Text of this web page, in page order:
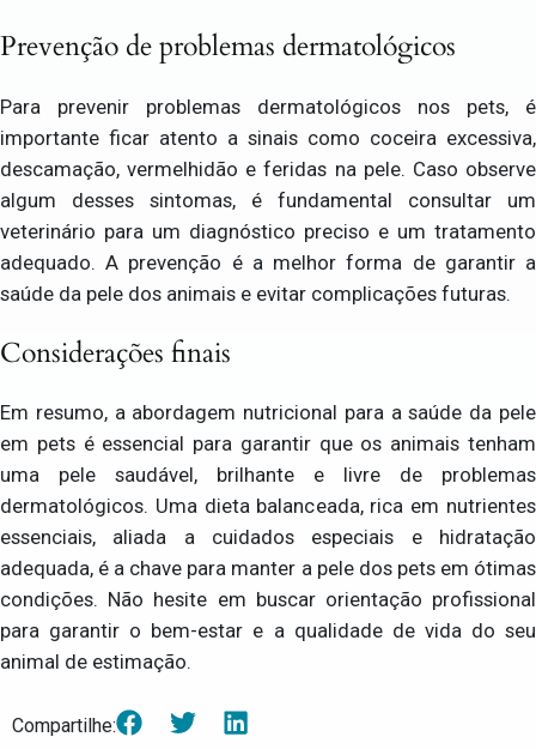
Prevenção de problemas dermatológicos
Para prevenir problemas dermatológicos nos pets, é
importante ficar atento a sinais como coceira excessiva,
descamação, vermelhidão e feridas na pele. Caso observe
algum desses sintomas, é fundamental consultar um
veterinário para um diagnóstico preciso e um tratamento
adequado. A prevenção é a melhor forma de garantir a
saúde da pele dos animais e evitar complicações futuras.
Considerações finais
Em resumo, a abordagem nutricional para a saúde da pele
em pets é essencial para garantir que os animais tenham
uma pele saudável, brilhante e livre de problemas
dermatológicos. Uma dieta balanceada, rica em nutrientes
essenciais, aliada a cuidados especiais e hidratação
adequada, é a chave para manter a pele dos pets em ótimas
condições. Não hesite em buscar orientação profissional
para garantir o bem-estar e a qualidade de vida do seu
animal de estimação.
Compartilhe: